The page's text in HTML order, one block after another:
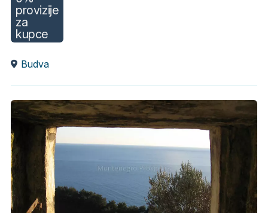
provizije
za
kupce
Budva